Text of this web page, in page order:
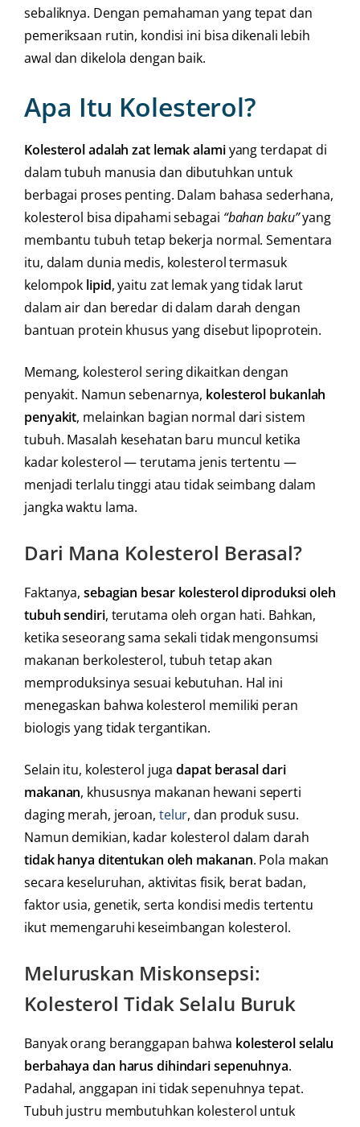
sebaliknya. Dengan pemahaman yang tepat dan
pemeriksaan rutin, kondisi ini bisa dikenali lebih
awal dan dikelola dengan baik.
Apa Itu Kolesterol?
Kolesterol adalah zat lemak alamiyang terdapat di
dalam tubuh manusia dan dibutuhkan untuk
berbagai proses penting. Dalam bahasa sederhana,
kolesterol bisa dipahami sebagai “bahan baku”yang
membantu tubuh tetap bekerja normal. Sementara
itu, dalam dunia medis, kolesterol termasuk
kelompok lipid, yaitu zat lemak yang tidak larut
dalam air dan beredar di dalam darah dengan
bantuan protein khusus yang disebut lipoprotein.
Memang, kolesterol sering dikaitkan dengan
penyakit. Namun sebenarnya, kolesterol bukanlah
penyakit, melainkan bagian normal dari sistem
tubuh. Masalah kesehatan baru muncul ketika
kadar kolesterol — terutama jenis tertentu —
menjadi terlalu tinggi atau tidak seimbang dalam
jangka waktu lama.
Dari Mana Kolesterol Berasal?
Faktanya, sebagian besar kolesterol diproduksi oleh
tubuh sendiri, terutama oleh organ hati. Bahkan,
ketika seseorang sama sekali tidak mengonsumsi
makanan berkolesterol, tubuh tetap akan
memproduksinya sesuai kebutuhan. Hal ini
menegaskan bahwa kolesterol memiliki peran
biologis yang tidak tergantikan.
Selain itu, kolesterol jugadapat berasal dari
makanan, khususnya makanan hewani seperti
daging merah, jeroan, telur, dan produk susu.
Namun demikian, kadar kolesterol dalam darah
tidak hanya ditentukan oleh makanan. Pola makan
secara keseluruhan, aktivitas fisik, berat badan,
faktor usia, genetik, serta kondisi medis tertentu
ikut memengaruhi keseimbangan kolesterol.
Meluruskan Miskonsepsi:
Kolesterol Tidak Selalu Buruk
Banyak orang beranggapan bahwa kolesterol selalu
berbahaya dan harus dihindari sepenuhnya.
Padahal, anggapan ini tidak sepenuhnya tepat.
Tubuh justru membutuhkan kolesterol untuk